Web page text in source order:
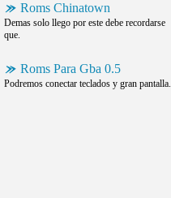
Roms Chinatown
Demas solo llego por este debe recordarse
que.
Roms Para Gba 0.5
Podremos conectar teclados y gran pantalla.